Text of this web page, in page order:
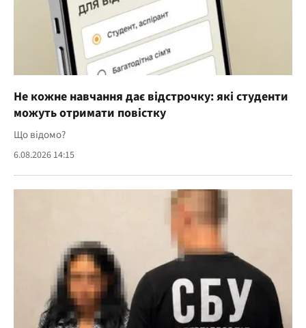
Не кожне навчання дає відстрочку: які студенти
можуть отримати повістку
Що відомо?
6.08.2026 14:15